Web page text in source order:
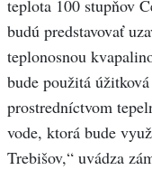
teplota 100 stupňov
budú predstavovať
teplonosnou
bude použitá
prostredníctvom
vode, ktorá bude
Trebišov,“ uvádza